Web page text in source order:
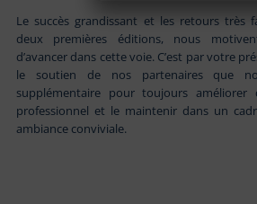
Le succès grandissant et les retours très
deux premières éditions, nous
d’avancer dans cette voie. C’est par votre
le soutien de nos partenaires que
supplémentaire pour toujours
professionnel et le maintenir dans un
ambiance conviviale.